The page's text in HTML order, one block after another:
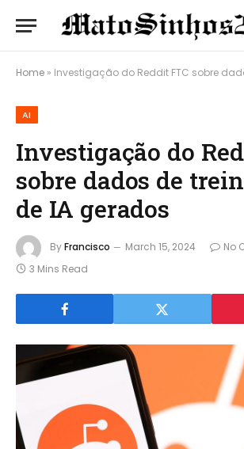
Home » Investigação do Reddit FTC sobre dados de
AI
Investigação do
sobre dados de
de IA gerados
ByFrancisco March 15, 2024
No
3 Mins Read